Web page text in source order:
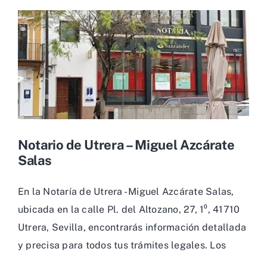
Notario de Utrera – Miguel Azcárate
Salas
En la Notaría de Utrera - Miguel Azcárate Salas,
ubicada en la calle Pl. del Altozano, 27, 1⁰, 41710
Utrera, Sevilla, encontrarás información detallada
y precisa para todos tus trámites legales. Los